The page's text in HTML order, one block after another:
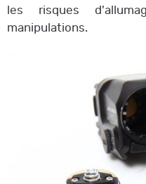
les risques
manipulations.